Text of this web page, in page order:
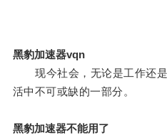
黑豹加速器vqn
现今社会，无论是工作还是
活中不可或缺的一部分。
黑豹加速器不能用了